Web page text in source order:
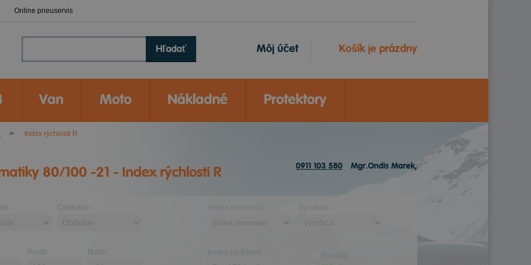
Online pneuservis
Košík je prázdny
Môj účet
Hľadať
Van Moto Nákladné Protektory
Index rýchlosti R
80/100 -21 - Index rýchlosti R 0911 103 580 Mgr.Ondis Marek,
Obdobie: Výrobca:
Profil: Ráfik: